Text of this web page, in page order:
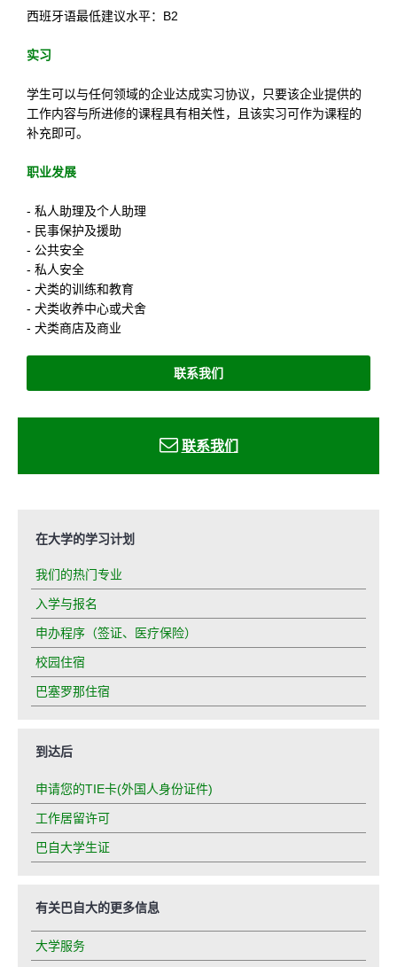
西班牙语最低建议水平：B2
实习
学生可以与任何领域的企业达成实习协议，只要该企业提供的
工作内容与所进修的课程具有相关性，且该实习可作为课程的
补充即可。
职业发展
- 私人助理及个人助理
- 民事保护及援助
- 公共安全
- 私人安全
- 犬类的训练和教育
- 犬类收养中心或犬舍
- 犬类商店及商业
联系我们
联系我们
在大学的学习计划
我们的热门专业
入学与报名
申办程序（签证、医疗保险）
校园住宿
巴塞罗那住宿
到达后
申请您的TIE卡(外国人身份证件)
工作居留许可
巴自大学生证
有关巴自大的更多信息
大学服务